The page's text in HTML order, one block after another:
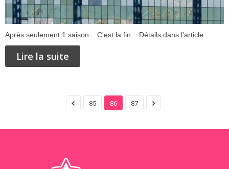
Après seulement 1 saison... C'est la fin... Détails dans l'article.
Lire la suite
85 86 87